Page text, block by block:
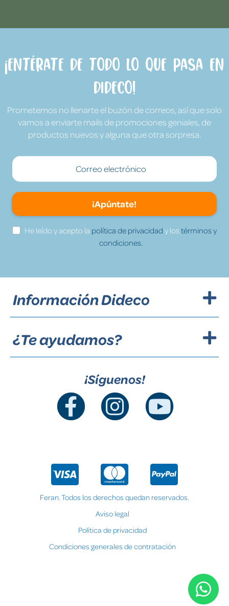
¡Entérate de todo lo que pasa en
Dideco!
Prometemos no llenarte el buzón de correos, así que solo
vamos a enviarte mails de promociones geniales, de
productos nuevos y alguna que otra sorpresa.
¡Apúntate!
He leído y acepto la política de privacidad y lostérminos y
condiciones.
Información Dideco
¿Te ayudamos?
¡Síguenos!
Feran. Todos los derechos quedan reservados.
Aviso legal
Política de privacidad
Condiciones generales de contratación